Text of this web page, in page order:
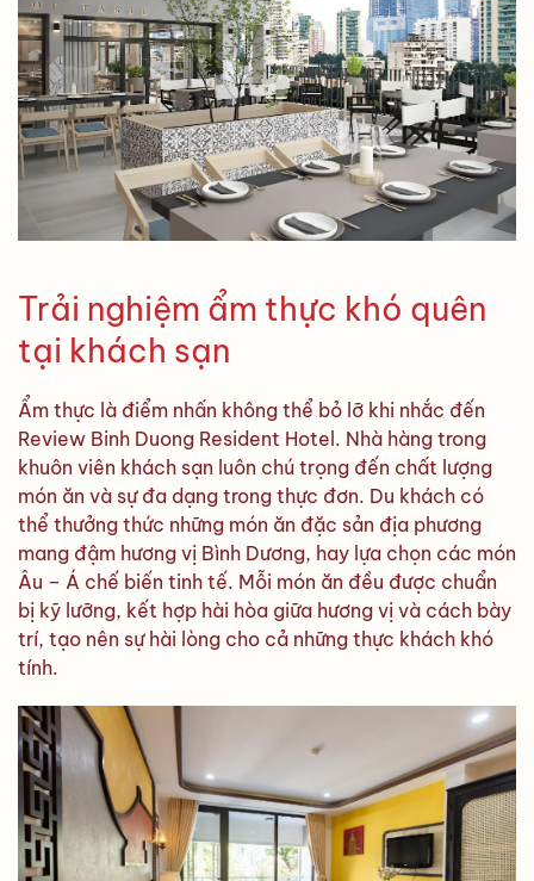
Trải nghiệm ẩm thực khó quên
tại khách sạn
Ẩm thực là điểm nhấn không thể bỏ lỡ khi nhắc đến
Review Binh Duong Resident Hotel. Nhà hàng trong
khuôn viên khách sạn luôn chú trọng đến chất lượng
món ăn và sự đa dạng trong thực đơn. Du khách có
thể thưởng thức những món ăn đặc sản địa phương
mang đậm hương vị Bình Dương, hay lựa chọn các món
Âu – Á chế biến tinh tế. Mỗi món ăn đều được chuẩn
bị kỹ lưỡng, kết hợp hài hòa giữa hương vị và cách bày
trí, tạo nên sự hài lòng cho cả những thực khách khó
tính.